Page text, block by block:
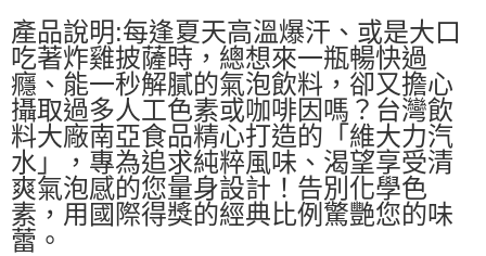
產品說明:每逢夏天高溫爆汗、或是大口
吃著炸雞披薩時，總想來一瓶暢快過
癮、能一秒解膩的氣泡飲料，卻又擔心
攝取過多人工色素或咖啡因嗎？台灣飲
料大廠南亞食品精心打造的「維大力汽
水」，專為追求純粹風味、渴望享受清
爽氣泡感的您量身設計！告別化學色
素，用國際得獎的經典比例驚艷您的味
蕾。